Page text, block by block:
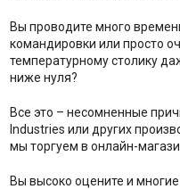
Вы проводите много
командировки или просто
температурному столику
ниже нуля?
Все это – несомненные
Industries или других
мы торгуем в онлайн-
Вы высоко оцените и